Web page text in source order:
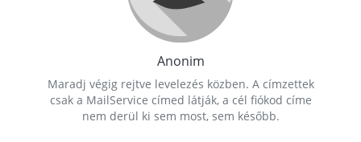
Anonim
Maradj végig rejtve levelezés közben. A címzettek
csak a MailService címed látják, a cél fiókod címe
nem derül ki sem most, sem később.